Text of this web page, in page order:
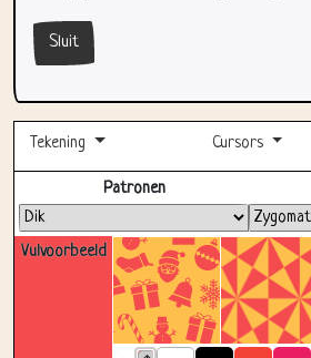
Sluit
Tekening Cursors
Vulvoorbeeld
Patronen